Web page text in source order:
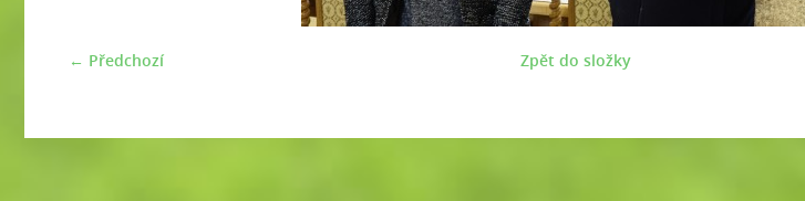
← Předchozí Zpět do složky